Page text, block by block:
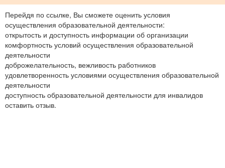
Перейдя по ссылке, Вы сможете оценить условия
осуществления образовательной деятельности:
открытость и доступность информации об организации
комфортность условий осуществления образовательной
деятельности
доброжелательность, вежливость работников
удовлетворенность условиями осуществления образовательной
деятельности
доступность образовательной деятельности для инвалидов
оставить отзыв.